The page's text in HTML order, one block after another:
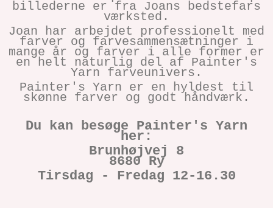
billederne er fra Joans bedstefars
værksted.
Joan har arbejdet professionelt med
farver og farvesammensætninger i
mange år og farver i alle former er
en helt naturlig del af Painter's
Yarn farveunivers.
Painter's Yarn er en hyldest til
skønne farver og godt håndværk.
Du kan besøge Painter's Yarn
her:
Brunhøjvej 8
8680 Ry
Tirsdag - Fredag 12-16.30